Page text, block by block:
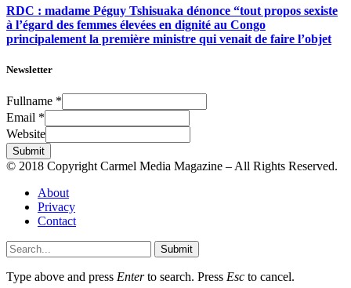
RDC : madame Péguy Tshisuaka dénonce “tout propos sexiste
à l’égard des femmes élevées en dignité au Congo
principalement la première ministre qui venait de faire l’objet
Newsletter
Fullname *
Email *
Website
Submit
© 2018 Copyright Carmel Media Magazine – All Rights Reserved.
About
Privacy
Contact
Submit
Type above and press Enterto search. Press Esc to cancel.